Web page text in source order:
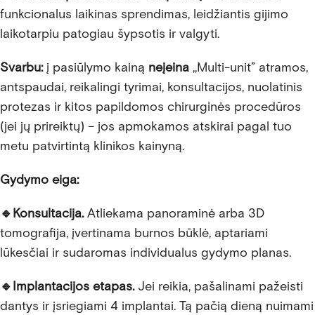
funkcionalus laikinas sprendimas, leidžiantis gijimo
laikotarpiu patogiau šypsotis ir valgyti.
Svarbu:į pasiūlymo kainą neįeina ,,Multi-unit” atramos,
antspaudai, reikalingi tyrimai, konsultacijos, nuolatinis
protezas ir kitos papildomos chirurginės procedūros
(jei jų prireiktų) – jos apmokamos atskirai pagal tuo
metu patvirtintą klinikos kainyną.
Gydymo eiga:
🔹Konsultacija.Atliekama panoraminė arba 3D
tomografija, įvertinama burnos būklė, aptariami
lūkesčiai ir sudaromas individualus gydymo planas.
🔹Implantacijos etapas.Jei reikia, pašalinami pažeisti
dantys ir įsriegiami 4 implantai. Tą pačią dieną nuimami